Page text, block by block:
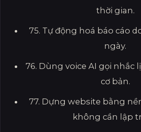
thời gian.
75. Tự động hoá báo cáo
ngày.
76. Dùng voice AI gọi nhắc
cơ bản.
77. Dựng website bằng
không cần lập